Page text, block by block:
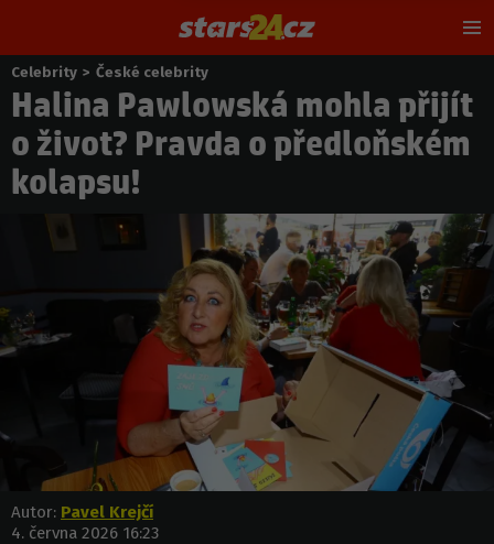
Nacházíte
se
zde:
Celebrity > České celebrity
Halina Pawlowská mohla přijít
o život? Pravda o předloňském
kolapsu!
Autor: Pavel Krejčí
4. června 2026 16:23